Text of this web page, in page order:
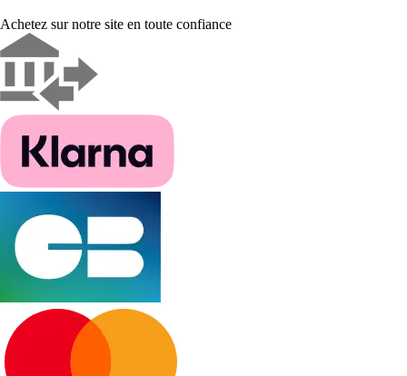
Achetez sur notre site en toute confiance